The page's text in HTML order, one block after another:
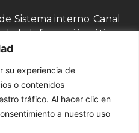
su experiencia de
o contenidos
tráfico. Al hacer clic en
a nuestro uso
Sistema interno
de Información
Canal
ético